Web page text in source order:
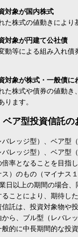
対象が国内株式
た株式の値動きによ
対象が円建て公社債
動等による組み入れ
対象が株式・一般債
た株式や債券の値動
ります。
ベア型投資信託
バレッジ型）、ベア型
バレッジ型）、ベア型
倍率となることを目指
ス）のもの（マイナス
日以上の期間の場合
ることにより、期待し
信託は、投資対象物や
から、ブル型（レバレ
般的に中長期間的な投